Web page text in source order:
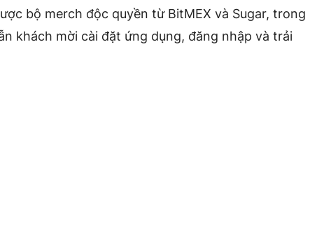
bộ merch độc quyền từ BitMEX và Sugar, trong
khách mời cài đặt ứng dụng, đăng nhập và trải